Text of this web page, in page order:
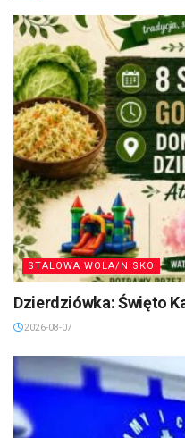
STALOWA WOLA/NISKO
Dzierdziówka: Święto
2026-08-07